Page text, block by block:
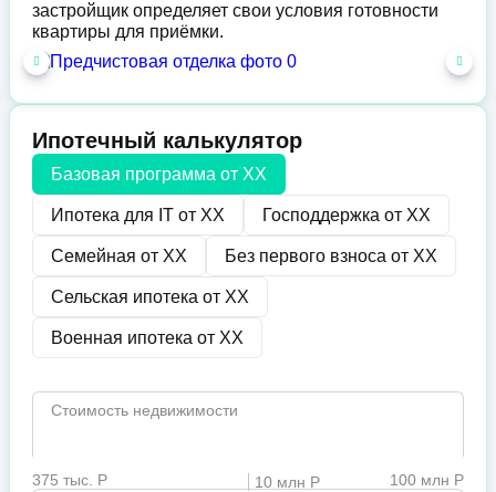
застройщик определяет свои условия готовности
квартиры для приёмки.
Ипотечный калькулятор
Базовая программа от XX
Ипотека для IT от XX Господдержка от XX
Семейная от XX Без первого взноса от XX
Сельская ипотека от XX
Военная ипотека от XX
Стоимость недвижимости
375 тыс. Р 10 млн Р
100 млн Р